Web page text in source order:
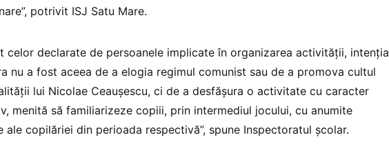
potrivit ISJ Satu Mare.
celor declarate de persoanele implicate în organizarea activității, intenția
nu a fost aceea de a elogia regimul comunist sau de a promova cultul
lui Nicolae Ceaușescu, ci de a desfășura o activitate cu caracter
menită să familiarizeze copiii, prin intermediul jocului, cu anumite
ale copilăriei din perioada respectivă”, spune Inspectoratul școlar.